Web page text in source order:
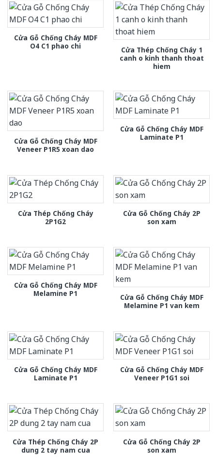
Cửa Gỗ Chống Cháy MDF
O4 C1 phao chi
Cửa Thép Chống Cháy 1
canh o kinh thanh thoat
hiem
Cửa Gỗ Chống Cháy MDF
Veneer P1R5 xoan dao
Cửa Gỗ Chống Cháy MDF
Laminate P1
Cửa Thép Chống Cháy
2P1G2
Cửa Gỗ Chống Cháy 2P
son xam
Cửa Gỗ Chống Cháy MDF
Melamine P1
Cửa Gỗ Chống Cháy MDF
Melamine P1 van kem
Cửa Gỗ Chống Cháy MDF
Laminate P1
Cửa Gỗ Chống Cháy MDF
Veneer P1G1 soi
Cửa Thép Chống Cháy 2P
dung 2 tay nam cua
Cửa Gỗ Chống Cháy 2P
son xam